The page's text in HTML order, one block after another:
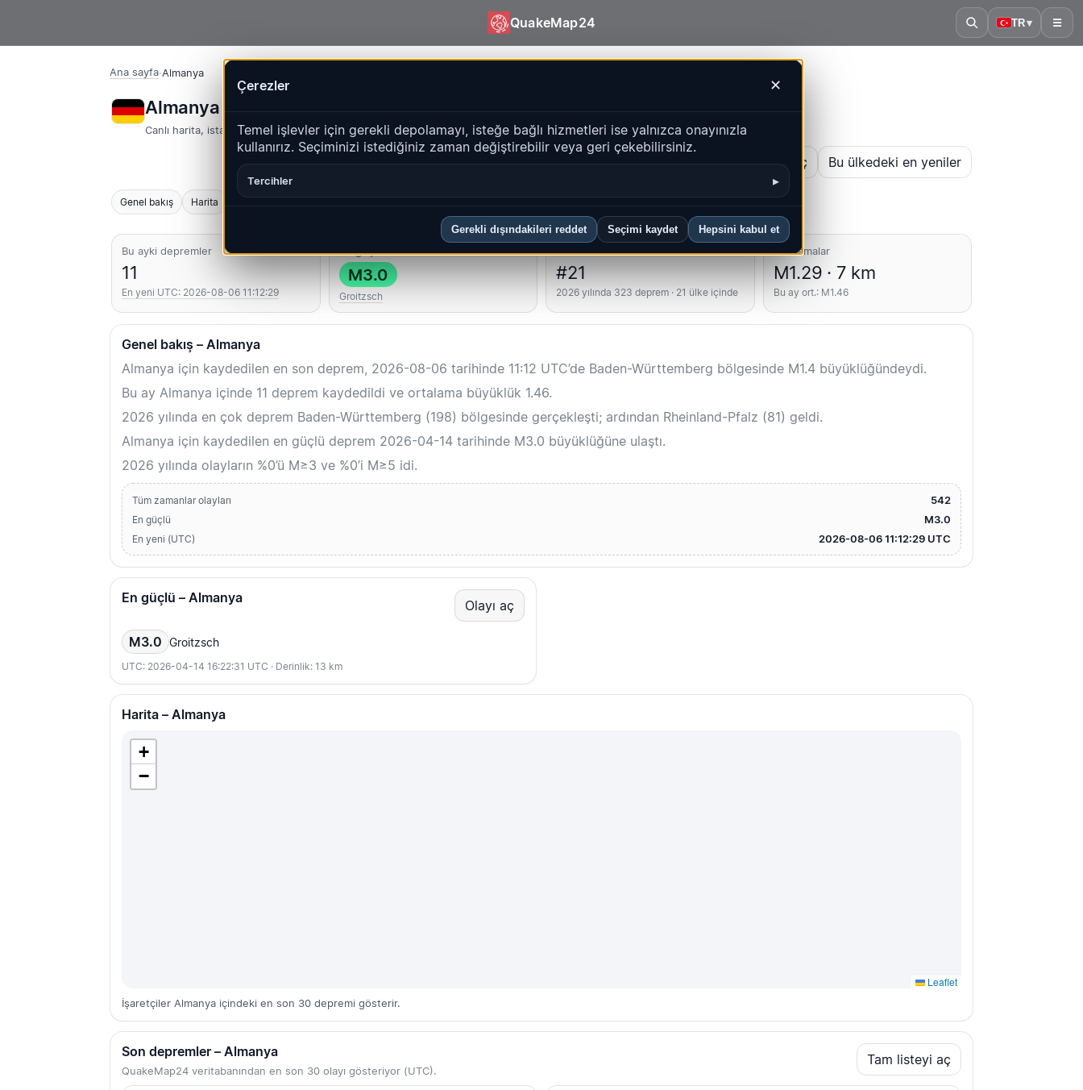
QuakeMap24 TR▾ ☰
Çerezler ✕
Temel işlevler için gerekli depolamayı, isteğe bağlı hizmetleri ise yalnızca onayınızla
kullanırız. Seçiminizi istediğiniz zaman değiştirebilir veya geri çekebilirsiniz.
Tercihler ▸
Gerekli dışındakileri reddet Seçimi kaydet Hepsini kabul et
Ana sayfa·Almanya
Almanya – Depremler | QuakeMap24
Canlı harita, istatistikler ve son olaylar
Geçmiş haritasını aç Bu ülkedeki en yeniler
Genel bakış Harita
Bu ayki depremler
11
En yeni UTC: 2026-08-06 11:12:29
En güçlü
M3.0
Groitzsch
Ülke sıralaması
#21
2026 yılında 323 deprem · 21 ülke içinde
Ortalamalar
M1.29 · 7 km
Bu ay ort.: M1.46
Genel bakış – Almanya
Almanya için kaydedilen en son deprem, 2026-08-06 tarihinde 11:12 UTC’de Baden-Württemberg bölgesinde M1.4 büyüklüğündeydi.
Bu ay Almanya içinde 11 deprem kaydedildi ve ortalama büyüklük 1.46.
2026 yılında en çok deprem Baden-Württemberg (198) bölgesinde gerçekleşti; ardından Rheinland-Pfalz (81) geldi.
Almanya için kaydedilen en güçlü deprem 2026-04-14 tarihinde M3.0 büyüklüğüne ulaştı.
2026 yılında olayların %0’ü M≥3 ve %0’i M≥5 idi.
Tüm zamanlar olayları 542
En güçlü M3.0
En yeni (UTC) 2026-08-06 11:12:29 UTC
En güçlü – Almanya Olayı aç
M3.0 Groitzsch
UTC: 2026-04-14 16:22:31 UTC · Derinlik: 13 km
Harita – Almanya
+
−
Leaflet
İşaretçiler Almanya içindeki en son 30 depremi gösterir.
Son depremler – Almanya
QuakeMap24 veritabanından en son 30 olayı gösteriyor (UTC).
Tam listeyi aç